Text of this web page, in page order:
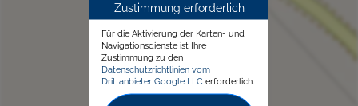
Zustimmung erforderlich
Für die Aktivierung der Karten- und
Navigationsdienste ist Ihre
Zustimmung zu den
Datenschutzrichtlinien vom
Drittanbieter Google LLC erforderlich.